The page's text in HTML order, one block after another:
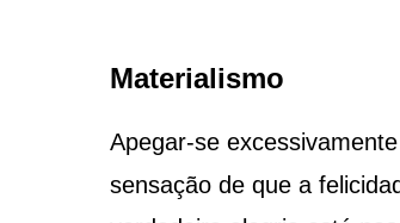
Materialismo
Apegar-se
sensação de que a